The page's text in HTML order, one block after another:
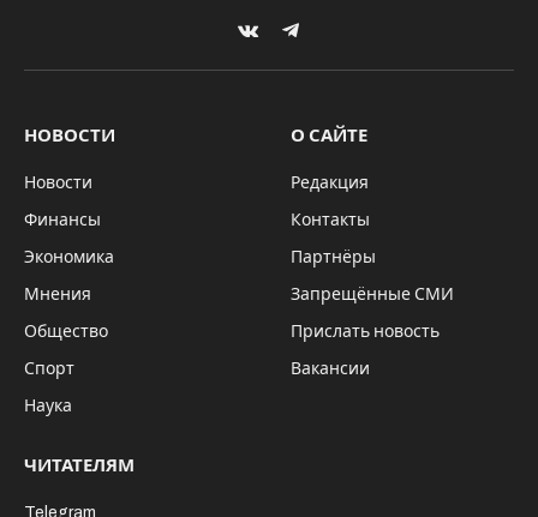
VKontakteTelegram
НОВОСТИ
Новости
Финансы
Экономика
Мнения
Общество
Спорт
Наука
О САЙТЕ
Редакция
Контакты
Партнёры
Запрещённые СМИ
Прислать новость
Вакансии
ЧИТАТЕЛЯМ
Telegram